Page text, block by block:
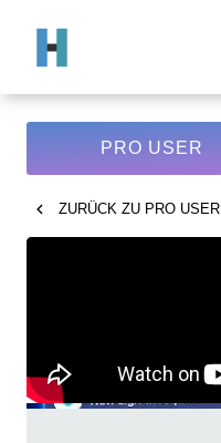
PRO USER
ZURÜCK ZU PRO USER